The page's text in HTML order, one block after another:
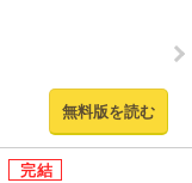
無料版を読む